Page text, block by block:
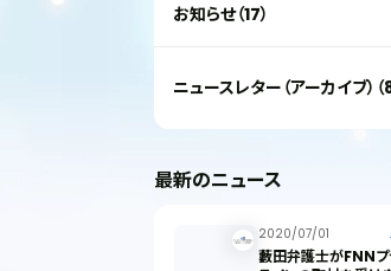
お知らせ（17）
ニュースレター（アーカイブ）（
最新のニュース
2020/07/01
藪田弁護士がFNNプ